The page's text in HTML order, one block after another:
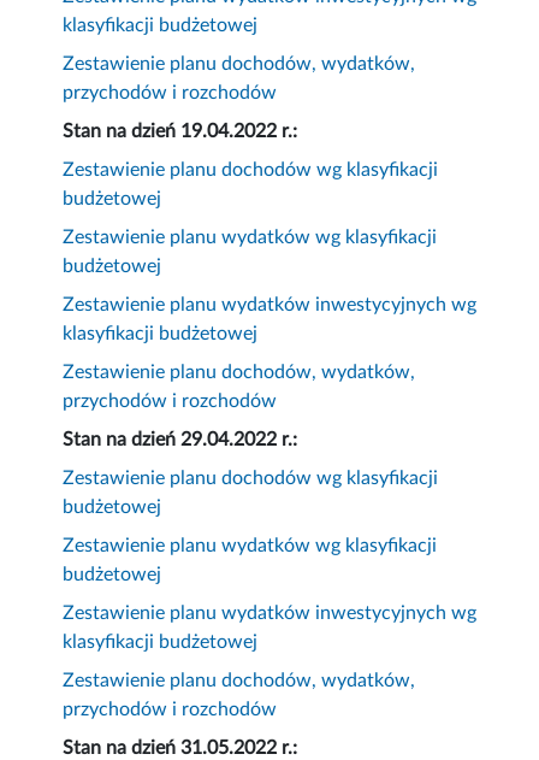
klasyfikacji budżetowej
Zestawienie planu dochodów, wydatków,
przychodów i rozchodów
Stan na dzień 19.04.2022 r.:
Zestawienie planu dochodów wg klasyfikacji
budżetowej
Zestawienie planu wydatków wg klasyfikacji
budżetowej
Zestawienie planu wydatków inwestycyjnych wg
klasyfikacji budżetowej
Zestawienie planu dochodów, wydatków,
przychodów i rozchodów
Stan na dzień 29.04.2022 r.:
Zestawienie planu dochodów wg klasyfikacji
budżetowej
Zestawienie planu wydatków wg klasyfikacji
budżetowej
Zestawienie planu wydatków inwestycyjnych wg
klasyfikacji budżetowej
Zestawienie planu dochodów, wydatków,
przychodów i rozchodów
Stan na dzień 31.05.2022 r.: